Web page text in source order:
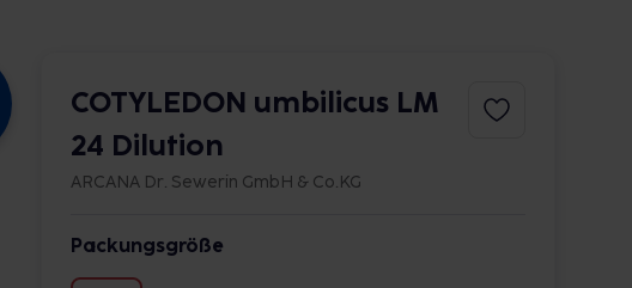
COTYLEDON umbilicus LM
24 Dilution
ARCANA Dr. Sewerin GmbH & Co.KG
Packungsgröße